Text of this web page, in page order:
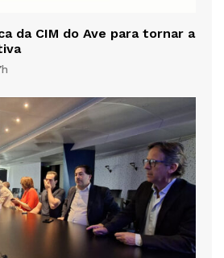
da CIM do Ave para tornar a